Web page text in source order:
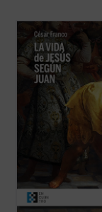
Este ensayo de Mons. César
con estilo diáfano y
introducción a la vida de
el evangelio de Juan, que
acceder al texto sin
Dividido en dos partes, la